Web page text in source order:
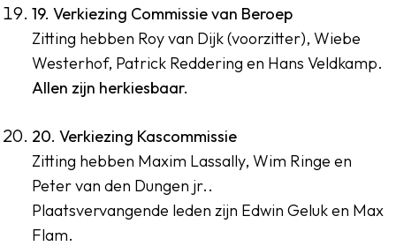
19. Verkiezing Commissie van Beroep
Zitting hebben Roy van Dijk (voorzitter), Wiebe
Westerhof, Patrick Reddering en Hans Veldkamp.
Allen zijn herkiesbaar.
20. Verkiezing Kascommissie
Zitting hebben Maxim Lassally, Wim Ringe en
Peter van den Dungen jr..
Plaatsvervangende leden zijn Edwin Geluk en Max
Flam.